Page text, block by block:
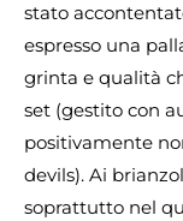
stato
espresso una
grinta e qualità
set (gestito con
positivamente
devils). Ai
soprattutto nel